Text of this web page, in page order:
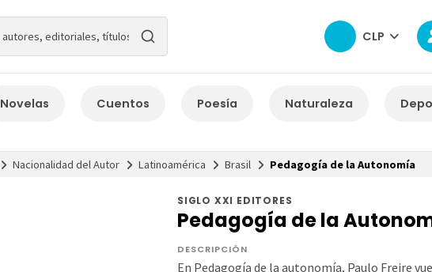
CLP
Novelas Cuentos Poesía Naturaleza
Nacionalidad del Autor Latinoamérica Brasil Pedagogía de la Autonomía
SIGLO XXI EDITORES
Pedagogía de la
DESCRIPCIÓN
En Pedagogía de la autonomía, Paulo Freire